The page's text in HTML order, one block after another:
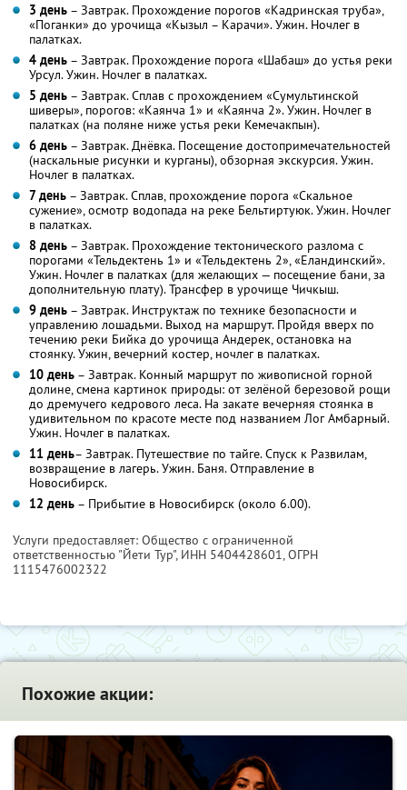
3 день – Завтрак. Прохождение порогов «Кадринская труба»,
«Поганки» до урочища «Кызыл – Карачи». Ужин. Ночлег в
палатках.
4 день – Завтрак. Прохождение порога «Шабаш» до устья реки
Урсул. Ужин. Ночлег в палатках.
5 день – Завтрак. Сплав с прохождением «Сумультинской
шиверы», порогов: «Каянча 1» и «Каянча 2». Ужин. Ночлег в
палатках (на поляне ниже устья реки Кемечакпын).
6 день – Завтрак. Днёвка. Посещение достопримечательностей
(наскальные рисунки и курганы), обзорная экскурсия. Ужин.
Ночлег в палатках.
7 день – Завтрак. Сплав, прохождение порога «Скальное
сужение», осмотр водопада на реке Бельтиртуюк. Ужин. Ночлег
в палатках.
8 день – Завтрак. Прохождение тектонического разлома с
порогами «Тельдектень 1» и «Тельдектень 2», «Еландинский».
Ужин. Ночлег в палатках (для желающих — посещение бани, за
дополнительную плату). Трансфер в урочище Чичкыш.
9 день – Завтрак. Инструктаж по технике безопасности и
управлению лошадьми. Выход на маршрут. Пройдя вверх по
течению реки Бийка до урочища Андерек, остановка на
стоянку. Ужин, вечерний костер, ночлег в палатках.
10 день – Завтрак. Конный маршрут по живописной горной
долине, смена картинок природы: от зелёной березовой рощи
до дремучего кедрового леса. На закате вечерняя стоянка в
удивительном по красоте месте под названием Лог Амбарный.
Ужин. Ночлег в палатках.
11 день– Завтрак. Путешествие по тайге. Спуск к Развилам,
возвращение в лагерь. Ужин. Баня. Отправление в
Новосибирск.
12 день – Прибытие в Новосибирск (около 6.00).
Услуги предоставляет: Общество с ограниченной
ответственностью "Йети Тур", ИНН 5404428601, ОГРН
1115476002322
Похожие акции: